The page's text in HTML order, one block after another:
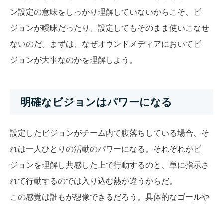
ン設定の意味をしっかり理解していないからこそ、ビ
ジョンが曖昧だったり、設定してもそのまま使いこなせ
ないのだ。まずは、なぜオウンドメディアにおいてビ
ジョンが大事なのかを理解しよう。
明確なビジョンはパワーになる
設定したビジョンがチーム内で腹落ちしている場合、そ
れは一人ひとりの活動のパワーになる。 それぞれがビ
ジョンを理解し共感した上で行動するのと、単に指示さ
れて行動するのでは入り込む熱が違うからだ。
この感覚は誰もが想像できるだろう。具体的なゴールや